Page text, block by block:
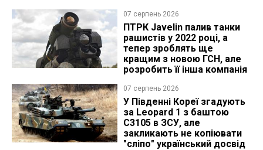
07 серпень 2026
ПТРК Javelin палив танки
рашистів у 2022 році, а
тепер зроблять ще
кращим з новою ГСН, але
розробить її інша компанія
07 серпень 2026
У Південні Кореї згадують
за Leopard 1 з баштою
C3105 в ЗСУ, але
закликають не копіювати
"сліпо" український досвід